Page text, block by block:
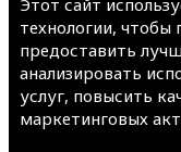
технологии, чтобы
предоставить
анализировать
услуг, повысить
маркетинговых